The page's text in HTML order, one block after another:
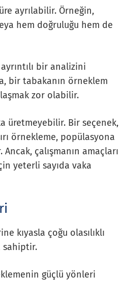
ayrılabilir. Örneğin,
hem doğruluğu hem de
bir analizini
bir tabakanın örneklem
zor olabilir.
üretmeyebilir. Bir seçenek,
örnekleme, popülasyona
Ancak, çalışmanın amaçları
yeterli sayıda vaka
kıyasla çoğu olasılıklı
sahiptir.
güçlü yönleri